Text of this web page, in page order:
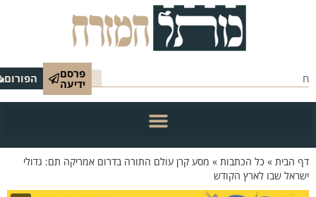
פרסם
ידיעה הפורום
הבית»כל הכתבות»מסע קרן עולם התורה בדרום אמריקה תם: גדולי
שבו לארץ הקודש